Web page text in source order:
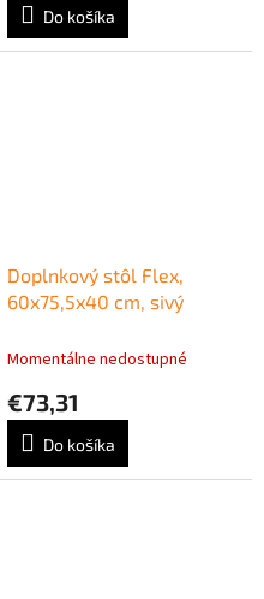
Do košíka
Doplnkový stôl Flex,
60x75,5x40 cm, sivý
Momentálne nedostupné
€73,31
Do košíka